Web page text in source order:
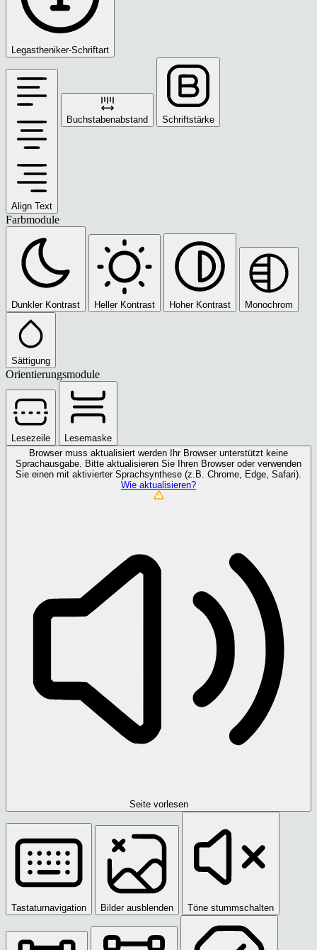
Legastheniker-Schriftart
Align Text
Buchstabenabstand Schriftstärke
Farbmodule
Dunkler Kontrast Heller Kontrast Hoher Kontrast Monochrom
Sättigung
Orientierungsmodule
Lesezeile
Lesemaske
Browser muss aktualisiert werden
Ihr Browser unterstützt keine
Sprachausgabe. Bitte aktualisieren Sie Ihren Browser oder verwenden
Sie einen mit aktivierter Sprachsynthese (z.B. Chrome, Edge, Safari).
Wie aktualisieren?
Seite vorlesen
Tastaturnavigation Bilder ausblenden Töne stummschalten